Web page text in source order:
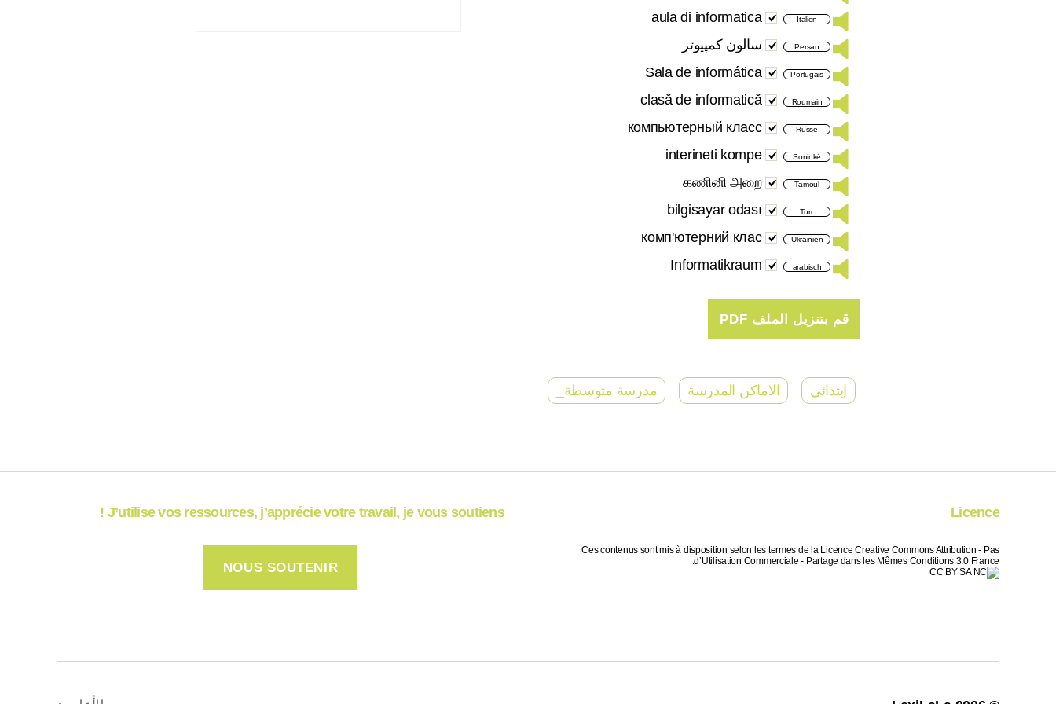
Italien
aula di informatica
Persan سالون کمپیوتر
Portugais
Sala de informática
Roumain
clasă de informatică
Russe
компьютерный класс
Soninké
interineti kompe
Tamoul
கணினி அறை
Turc
bilgisayar odası
Ukrainien
комп'ютерний клас
arabisch
Informatikraum
إبتدائي الاماكن المدرسة مدرسة متوسطة_
Licence
Ces contenus sont mis à disposition selon les termes de la Licence Creative Commons Attribution - Pas
d’Utilisation Commerciale - Partage dans les Mêmes Conditions 3.0 France.
J’utilise vos ressources, j’apprécie votre travail, je vous soutiens !
NOUS SOUTENIR